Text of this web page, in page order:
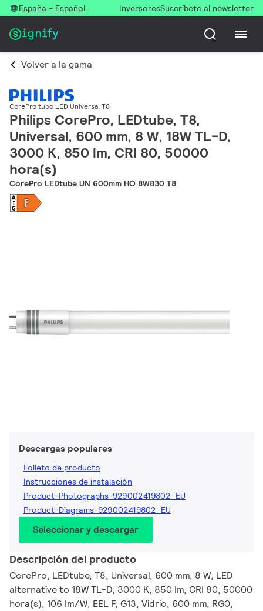
España - Español InversoresSuscríbete al newsletter
Volver a la gama
CorePro tubo LED Universal T8
Philips CorePro, LEDtube, T8,
Universal, 600 mm, 8 W, 18W TL-D,
3000 K, 850 lm, CRI 80, 50000
hora(s)
CorePro LEDtube UN 600mm HO 8W830 T8
Descargas populares
Folleto de producto
Instrucciones de instalación
Product-Photographs-929002419802_EU
Product-Diagrams-929002419802_EU
Seleccionar y descargar
Descripción del producto
CorePro, LEDtube, T8, Universal, 600 mm, 8 W, LED
alternative to 18W TL-D, 3000 K, 850 lm, CRI 80, 50000
hora(s), 106 lm/W, EEL F, G13, Vidrio, 600 mm, RG0,